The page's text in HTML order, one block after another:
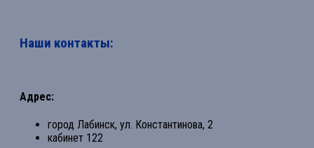
Наши контакты:
Адрес:
город Лабинск, ул. Константинова, 2
кабинет 122